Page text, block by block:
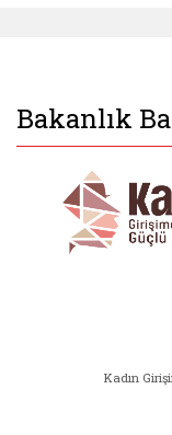
Bakanlık
Kadın